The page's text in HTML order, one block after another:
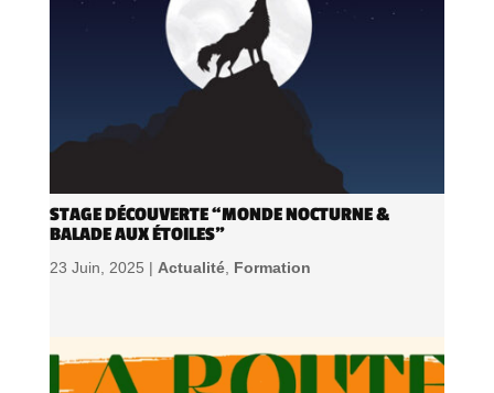
STAGE DÉCOUVERTE “MONDE NOCTURNE &
BALADE AUX ÉTOILES”
23 Juin, 2025 | Actualité, Formation